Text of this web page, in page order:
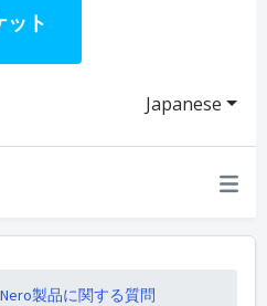
ト
Japanese
Nero製品に関する質問